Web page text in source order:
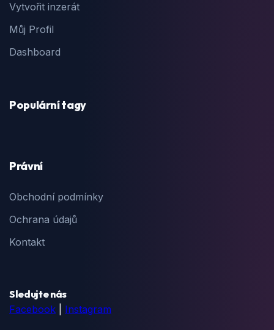
Vytvořit inzerát
Můj Profil
Dashboard
Populární tagy
Právní
Obchodní podmínky
Ochrana údajů
Kontakt
Sledujte nás
Facebook
Instagram